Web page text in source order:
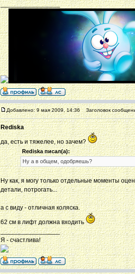
_________________
Добавлено: 9 мая 2009, 14:36 Заголовок
Rediska
да, есть и тяжелее, но зачем?
Rediska писал(а):
Ну а в общем, одобряешь?
Ну как, я могу только отдельные моменты
детали, потрогать...
а с виду - отличная коляска.
62 см в лифт должна входить
_________________
Я - счастлива!